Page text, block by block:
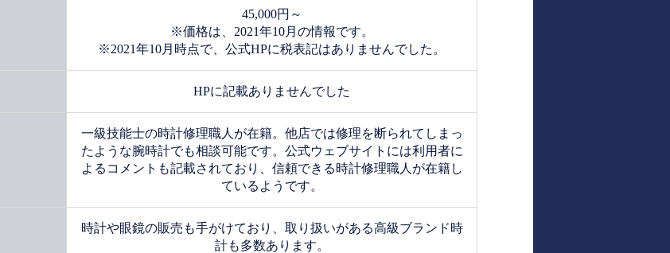
45,000円～
※価格は、2021年10月の情報です。
※2021年10月時点で、公式HPに税表記はありませんでした。
HPに記載ありませんでした
一級技能士の時計修理職人が在籍。他店では修理を断られてしまっ
たような腕時計でも相談可能です。公式ウェブサイトには利用者に
よるコメントも記載されており、信頼できる時計修理職人が在籍し
ているようです。
時計や眼鏡の販売も手がけており、取り扱いがある高級ブランド時
計も多数あります。